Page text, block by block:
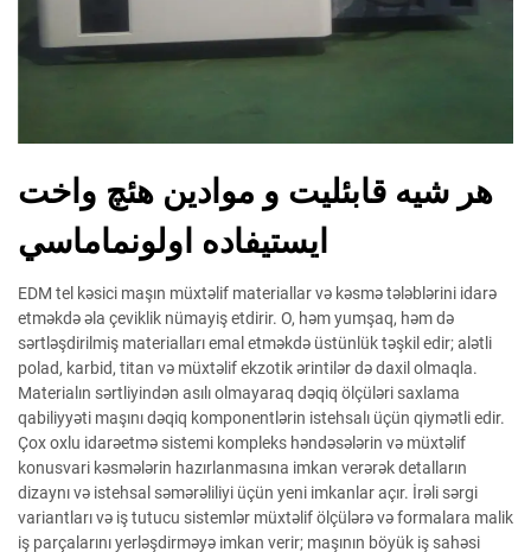
هر شيه قابئليت و موادين هئچ واخت
ايستيفاده اولونماماسي
EDM tel kəsici maşın müxtəlif materiallar və kəsmə tələblərini idarə
etməkdə əla çeviklik nümayiş etdirir. O, həm yumşaq, həm də
sərtləşdirilmiş materialları emal etməkdə üstünlük təşkil edir; alətli
polad, karbid, titan və müxtəlif ekzotik ərintilər də daxil olmaqla.
Materialın sərtliyindən asılı olmayaraq dəqiq ölçüləri saxlama
qabiliyyəti maşını dəqiq komponentlərin istehsalı üçün qiymətli edir.
Çox oxlu idarəetmə sistemi kompleks həndəsələrin və müxtəlif
konusvari kəsmələrin hazırlanmasına imkan verərək detalların
dizaynı və istehsal səmərəliliyi üçün yeni imkanlar açır. İrəli sərgi
variantları və iş tutucu sistemlər müxtəlif ölçülərə və formalara malik
iş parçalarını yerləşdirməyə imkan verir; maşının böyük iş sahəsi